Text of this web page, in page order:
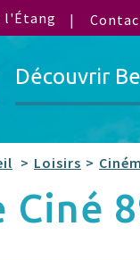
l'Étang
Découvrir
Loisirs
Ciné